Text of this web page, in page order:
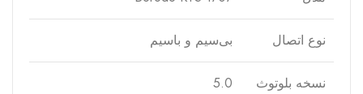
نوع اتصال بی‌سیم و با‌سیم
نسخه بلوتوث 5.0